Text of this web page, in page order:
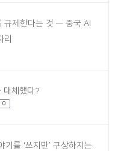
규제한다는 것 — 중국 AI
리
대체했다?
0
를 ‘쓰지만’ 구상하지는